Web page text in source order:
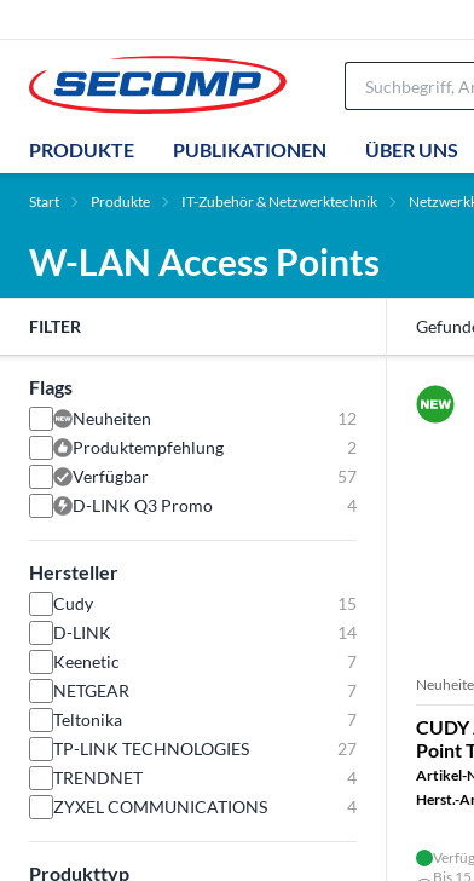
PRODUKTE PUBLIKATIONEN ÜBER UNS
Start Produkte IT-Zubehör & Netzwerktechnik
W-LAN Access Points
FILTER
Flags
Neuheiten
12
Produktempfehlung
2
Verfügbar
57
D-LINK Q3 Promo
4
Hersteller
Cudy
15
D-LINK
14
Keenetic
7
NETGEAR
7
Teltonika
7
TP-LINK TECHNOLOGIES
27
TRENDNET
4
ZYXEL COMMUNICATIONS
4
Produkttyp
Point
Artikel-
Herst.-
Bis